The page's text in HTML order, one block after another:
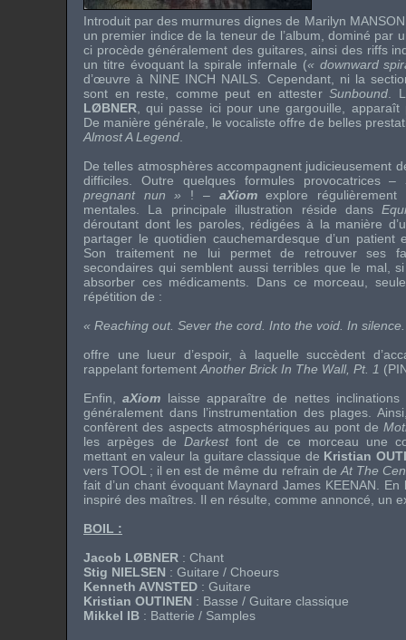
Introduit par des murmures dignes de Marilyn MANSON
un premier indice de la teneur de l’album, dominé par
ci procède généralement des guitares, ainsi des riffs
un titre évoquant la spirale infernale (« downward
d’œuvre à NINE INCH NAILS . Cependant, ni la
sont en reste, comme peut en attesterSunbound .
LØBNER , qui passe ici pour une gargouille, apparaît
De manière générale, le vocaliste offre de belles
Almost A Legend
De telles atmosphères accompagnent judicieusement
difficiles. Outre quelques formules provocatrices –
pregnant nun » ! – aXiomexplore régulièrement
mentales. La principale illustration réside dans
déroutant dont les paroles, rédigées à la manière
partager le quotidien cauchemardesque d’un
Son traitement ne lui permet de retrouver ses
secondaires qui semblent aussi terribles que le mal,
absorber ces médicaments. Dans ce morceau,
répétition de :
« Reaching out. Sever the cord. Into the void. In
offre une lueur d’espoir, à laquelle succèdent
rappelant fortement Another Brick In The Wall, Pt. 1 (
Enfin,aXiom laisse apparaître de nettes
généralement dans l’instrumentation des plages.
confèrent des aspects atmosphériques au pont de
les arpèges de Darkestfont de ce morceau une
mettant en valeur la guitare classique de Kristian
versTOOL ; il en est de même du refrain de At The
fait d’un chant évoquant Maynard James KEENAN .
inspiré des maîtres. Il en résulte, comme annoncé, un
BOIL :
Jacob LØBNER : Chant
Stig NIELSEN : Guitare / Choeurs
Kenneth AVNSTED : Guitare
Kristian OUTINEN : Basse / Guitare classique
Mikkel IB : Batterie / Samples